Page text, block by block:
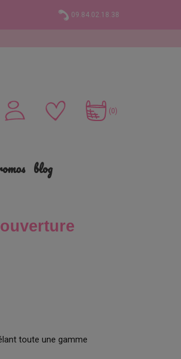
09.84.02.18.38
(0)
blog
toute une gamme